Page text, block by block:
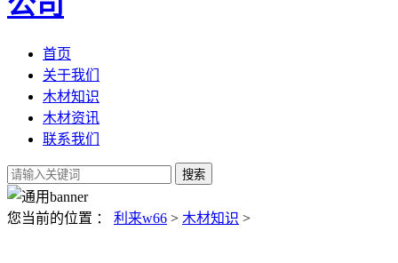
首页
关于我们
木材知识
木材资讯
联系我们
您当前的位置 ： 利来w66 > 木材知识 >